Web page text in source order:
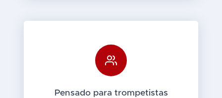
Pensado para trompetistas